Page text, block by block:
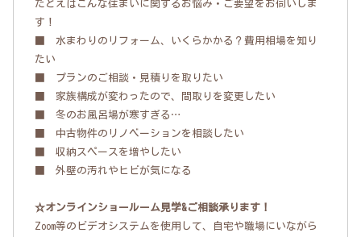
たとえばこんな住まいに関するお悩み・ご要望をお伺いしま
す！
■ 水まわりのリフォーム、いくらかかる？費用相場を知り
たい
■ プランのご相談・見積りを取りたい
■ 家族構成が変わったので、間取りを変更したい
■ 冬のお風呂場が寒すぎる…
■ 中古物件のリノベーションを相談したい
■ 収納スペースを増やしたい
■ 外壁の汚れやヒビが気になる
☆オンラインショールーム見学&ご相談承ります！
Zoom等のビデオシステムを使用して、自宅や職場にいながら